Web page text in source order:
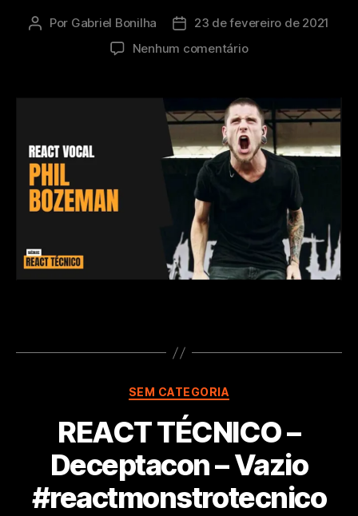
Autor
Por Gabriel Bonilha
Data23 de fevereiro de 2021
Nenhum comentárioem
–
Técnicas
Vocais
de
Phil
Bozeman
Categorias
SEM CATEGORIA
REACT TÉCNICO –
Deceptacon – Vazio
#reactmonstrotecnico​​